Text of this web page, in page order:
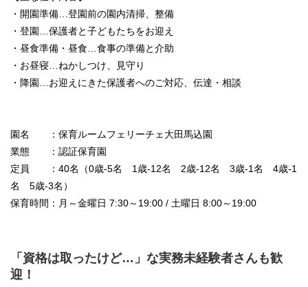
・開園準備…登園前の園内清掃、整備
・登園…保護者と子どもたちをお迎え
・昼食準備・昼食…食事の準備と介助
・お昼寝…ねかしつけ、見守り
・降園…お迎えにきた保護者へのご対応、伝達・相談
園名 ：保育ルームフェリーチェ大田馬込園
業態 ：認証保育園
定員 ：40名（0歳-5名 1歳-12名 2歳-12名 3歳-1名 4歳-1
名 5歳-3名）
保育時間：月～金曜日 7:30～19:00 / 土曜日 8:00～19:00
「資格は取ったけど…」な実務未経験者さんも歓
迎！